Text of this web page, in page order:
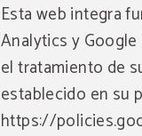
Esta web integra
Analytics y
el tratamiento de
establecido en su
https://